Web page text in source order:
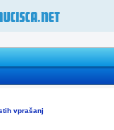
vprašanj